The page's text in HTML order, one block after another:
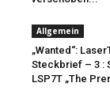
Allgemein
„Wanted“:
Steckbrief – 3 :
LSP7T „The